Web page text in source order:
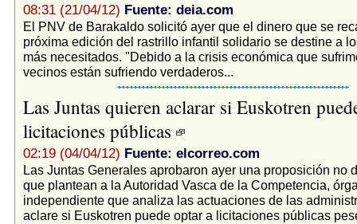
08:31 (21/04/12) Fuente: deia.com
El PNV de Barakaldo solicitó ayer que el dinero que se
próxima edición del rastrillo infantil solidario se destine a
más necesitados. "Debido a la crisis económica que
vecinos están sufriendo verdaderos...
Las Juntas quieren aclarar si Euskotren
licitaciones públicas
02:19 (04/04/12) Fuente: elcorreo.com
Las Juntas Generales aprobaron ayer una proposición no
que plantean a la Autoridad Vasca de la Competencia,
independiente que analiza las actuaciones de las
aclare si Euskotren puede optar a licitaciones públicas